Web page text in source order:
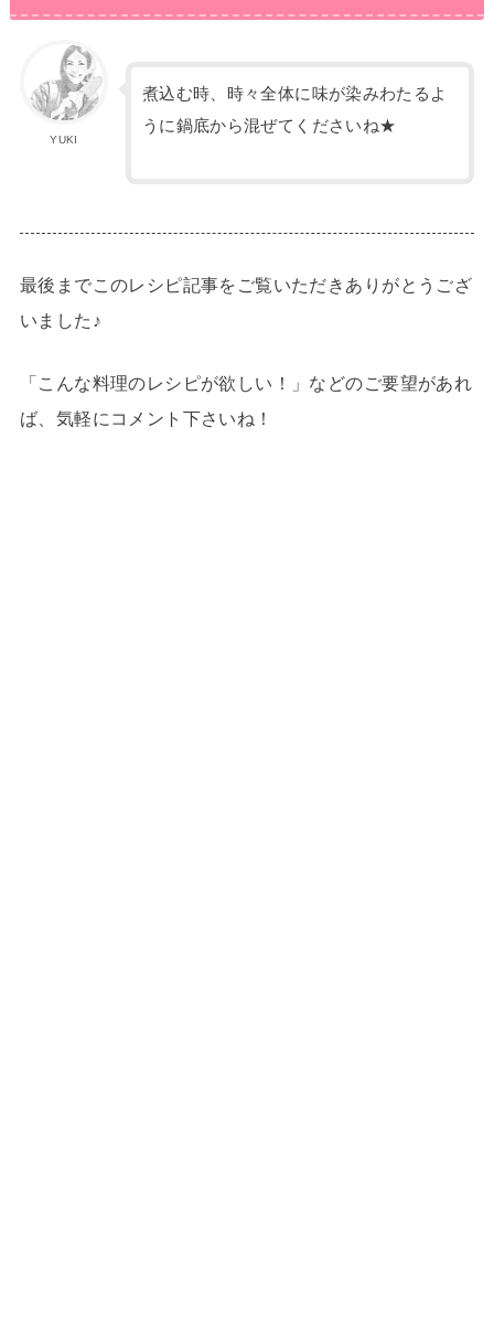
YUKI
煮込む時、時々全体に味が染みわたるよ
うに鍋底から混ぜてくださいね★
最後までこのレシピ記事をご覧いただきありがとうござ
いました♪
「こんな料理のレシピが欲しい！」などのご要望があれ
ば、気軽にコメント下さいね！